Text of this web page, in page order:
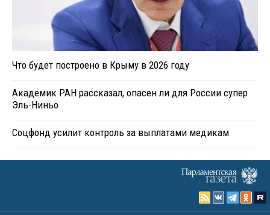
Что будет построено в Крыму в 2026 году
Академик РАН рассказал, опасен ли для России супер
Эль-Ниньо
Соцфонд усилит контроль за выплатами медикам